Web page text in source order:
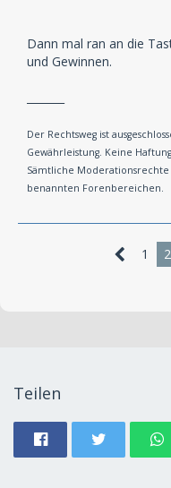
Dann mal ran an die
und Gewinnen.
Der Rechtsweg ist
Gewährleistung. Keine
Sämtliche Moderationsrechte
benannten Forenbereichen.
1 2
Teilen